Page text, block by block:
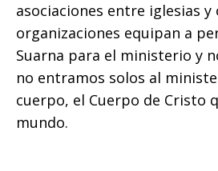
asociaciones entre iglesias y
organizaciones equipan a
Suarna para el ministerio y
no entramos solos al
cuerpo, el Cuerpo de Cristo
mundo.